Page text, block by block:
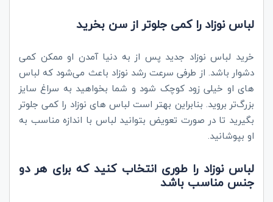
لباس‌ نوزاد را کمی جلو‌تر از سن بخرید
خرید لباس نوزاد جدید پس از به دنیا آمدن او ممکن کمی
دشوار باشد. از طرفی سرعت رشد نوزاد باعث می‌شود که لباس‌
های او خیلی زود کوچک شود و شما بخواهید به سراغ سایز
بزرگ‌تر بروید. بنابراین بهتر است لباس های نوزاد را کمی جلوتر
بگیرید تا در صورت تعویض بتوانید لباس با اندازه مناسب به
او بپوشانید.
لباس نوزاد را طوری انتخاب کنید که برای هر دو
جنس مناسب باشد